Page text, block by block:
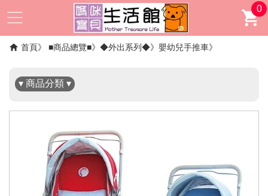
0
首頁 ■商品總覽■ ◆外出系列◆ 嬰幼兒手推車
▾ 商品分類 ▾
✖